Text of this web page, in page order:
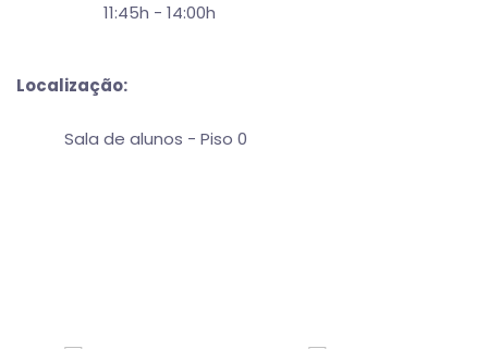
11:45h - 14:00h
Localização:
Sala de alunos - Piso 0